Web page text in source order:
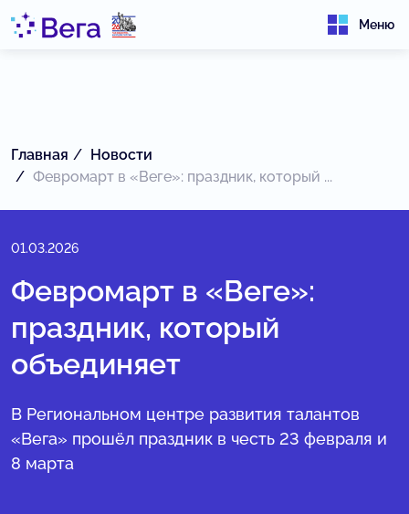
Меню
Главная
Новости
Февромарт в «Веге»: праздник, который ...
01.03.2026
Февромарт в «Веге»:
праздник, который
объединяет
В Региональном центре развития талантов
«Вега» прошёл праздник в честь 23 февраля и
8 марта